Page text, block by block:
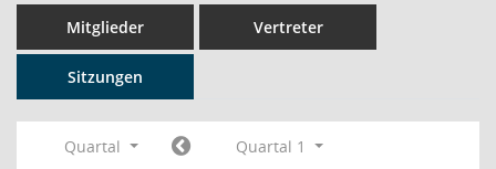
Mitglieder Vertreter
Sitzungen
Quartal
Quartal 1